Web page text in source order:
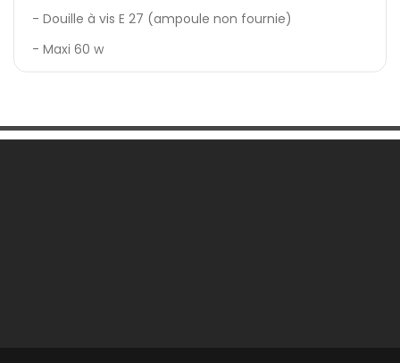
- Douille à vis E 27 (ampoule non fournie)
- Maxi 60 w